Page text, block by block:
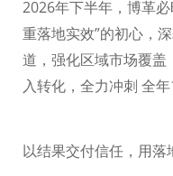
2026年下半年，博革
重落地实效”的初心，
道，强化区域市场覆盖
入转化，全力冲刺 全年
以结果交付信任，用落